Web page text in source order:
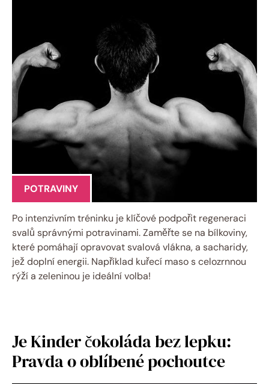
POTRAVINY
Po intenzivním tréninku je klíčové podpořit regeneraci
svalů správnými potravinami. Zaměřte se na bílkoviny,
které pomáhají opravovat svalová vlákna, a sacharidy,
jež doplní energii. Například kuřecí maso s celozrnnou
rýží a zeleninou je ideální volba!
Je Kinder čokoláda bez lepku:
Pravda o oblíbené pochoutce